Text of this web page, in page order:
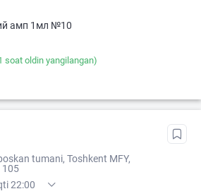
амп 1мл №10
soat oldin yangilangan)
tumani, Toshkent MFY,
105
22:00